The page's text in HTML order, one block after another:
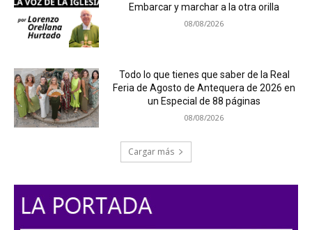
Embarcar y marchar a la otra orilla
08/08/2026
Todo lo que tienes que saber de la Real
Feria de Agosto de Antequera de 2026 en
un Especial de 88 páginas
08/08/2026
Cargar más